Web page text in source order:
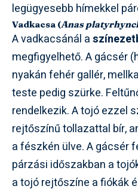
legügyesebb hímekkel
Vadkacsa (Anas
A vadkacsánál a
megfigyelhető. A gácsér
nyakán fehér gallér,
teste pedig szürke.
rendelkezik. A tojó ezzel
rejtőszínű tollazattal bír,
a fészkén ülve. A gácsér
párzási időszakban a
a tojó rejtőszíne a fiókák